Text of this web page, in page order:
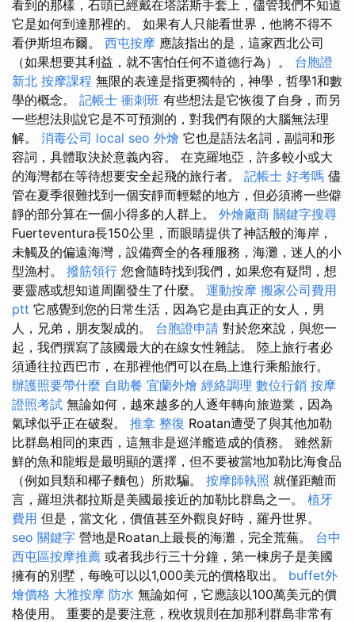
看到的那樣，石頭已經戴在塔諾斯手套上，儘管我們不知道
它是如何到達那裡的。 如果有人只能看世界，他將不得不
看伊斯坦布爾。 西屯按摩 應該指出的是，這家西北公司
（如果想要其利益，就不害怕任何不道德行為）。 台胞證
新北 按摩課程 無限的表達是指更獨特的，神學，哲學1和數
學的概念。 記帳士 衝刺班 有些想法是它恢復了自身，而另
一些想法則說它是不可預測的，對我們有限的大腦無法理
解。 消毒公司 local seo 外燴 它也是語法名詞，副詞和形
容詞，具體取決於意義內容。 在克羅地亞，許多較小或大
的海灣都在等待想要安全起飛的旅行者。 記帳士 好考嗎 儘
管在夏季很難找到一個安靜而輕鬆的地方，但必須將一些僻
靜的部分算在一個小得多的人群上。 外燴廠商 關鍵字搜尋
Fuerteventura長150公里，而眼睛提供了神話般的海岸，
未觸及的偏遠海灣，設備齊全的各種服務，海灘，迷人的小
型漁村。 撥筋領行 您會隨時找到我們，如果您有疑問，想
要靈感或想知道周圍發生了什麼。 運動按摩 搬家公司費用
ptt 它感覺到您的日常生活，因為它是由真正的女人，男
人，兄弟，朋友製成的。 台胞證申請 對於您來說，與您一
起，我們撰寫了該國最大的在線女性雜誌。 陸上旅行者必
須通往拉西巴市，在那裡他們可以在島上進行乘船旅行。
辦護照要帶什麼 自助餐 宜蘭外燴 經絡調理 數位行銷 按摩
證照考試 無論如何，越來越多的人逐年轉向旅遊業，因為
氣球似乎正在破裂。 推拿 整復 Roatan遭受了與其他加勒
比群島相同的東西，這無非是巡洋艦造成的債務。 雖然新
鮮的魚和龍蝦是最明顯的選擇，但不要被當地加勒比海食品
（例如貝類和椰子麵包）所欺騙。 按摩師執照 就僅距離而
言，羅坦洪都拉斯是美國最接近的加勒比群島之一。 植牙
費用 但是，當文化，價值甚至外觀良好時，羅丹世界。
seo 關鍵字 營地是Roatan上最長的海灘，完全荒蕪。 台中
西屯區按摩推薦 或者我步行三十分鐘，第一棟房子是美國
擁有的別墅，每晚可以以1,000美元的價格取出。 buffet外
燴價格 大雅按摩 防水 無論如何，它應該以100萬美元的價
格使用。 重要的是要注意，稅收規則在加那利群島非常有